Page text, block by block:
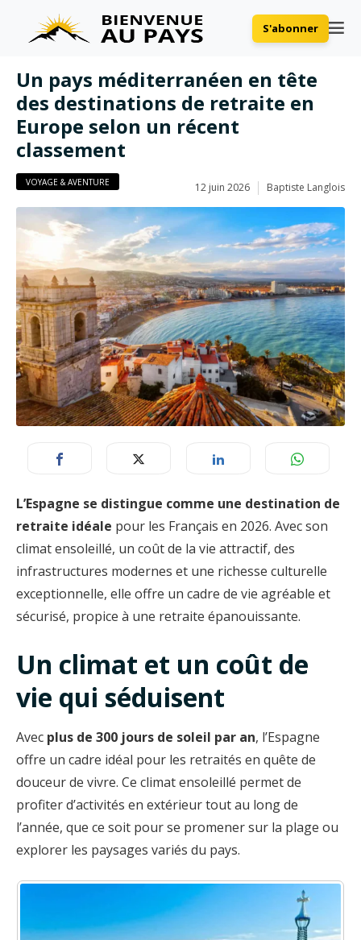
S'abonner
Un pays méditerranéen en tête
des destinations de retraite en
Europe selon un récent
classement
VOYAGE & AVENTURE 12 juin 2026 Baptiste Langlois
L’Espagne se distingue comme une destination de
retraite idéale pour les Français en 2026. Avec son
climat ensoleillé, un coût de la vie attractif, des
infrastructures modernes et une richesse culturelle
exceptionnelle, elle offre un cadre de vie agréable et
sécurisé, propice à une retraite épanouissante.
Un climat et un coût de
vie qui séduisent
Avec plus de 300 jours de soleil par an, l’Espagne
offre un cadre idéal pour les retraités en quête de
douceur de vivre. Ce climat ensoleillé permet de
profiter d’activités en extérieur tout au long de
l’année, que ce soit pour se promener sur la plage ou
explorer les paysages variés du pays.